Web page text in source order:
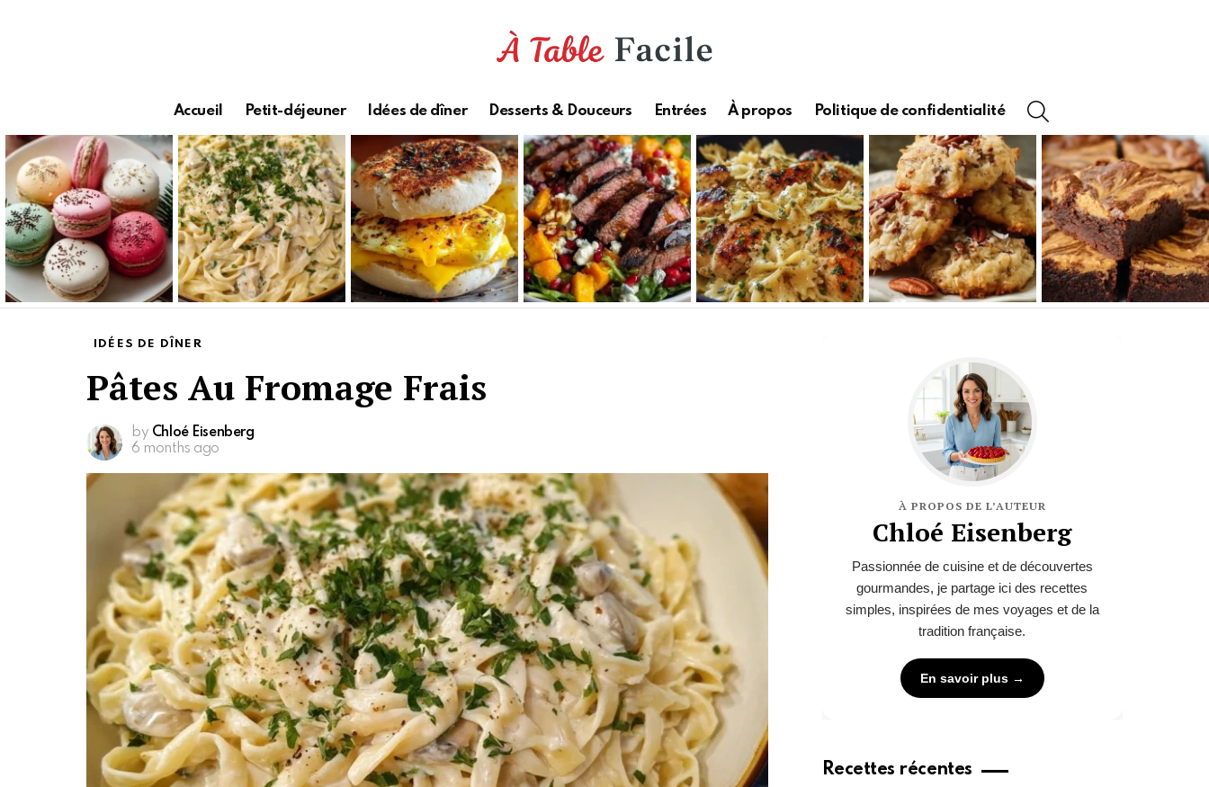
Accueil Petit-déjeuner Idées de dîner Desserts & Douceurs Entrées À propos Politique de confidentialité
Latest
stories
IDÉES DE DÎNER
Pâtes Au Fromage Frais
by Chloé Eisenberg
6 months ago
À PROPOS DE L’AUTEUR
Chloé Eisenberg
Passionnée de cuisine et de découvertes
gourmandes, je partage ici des recettes
simples, inspirées de mes voyages et de la
tradition française.
En savoir plus →
Recettes récentes